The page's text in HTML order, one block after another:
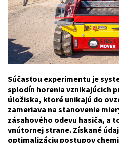
Súčasťou experimentu je
splodín horenia vznikajúcich
úložiska, ktoré unikajú do
zameriava na stanovenie
zásahového odevu hasiča, a
vnútornej strane. Získané
optimalizáciu postupov